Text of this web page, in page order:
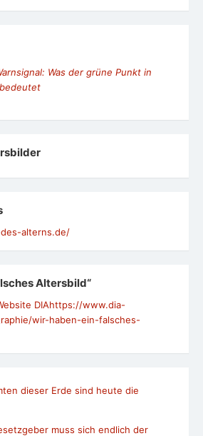
Was der grüne Punkt in
alterns.de/
Altersbild“
https://www.dia-
wir-haben-ein-falsches-
dieser Erde sind heute die
muss sich endlich der